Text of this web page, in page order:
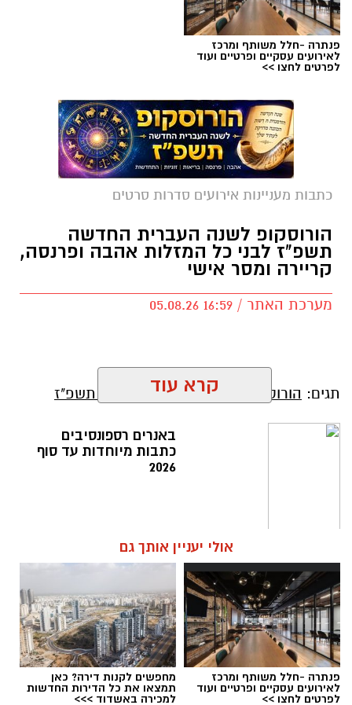
פנתרה -חלל משותף ומרכז
לאירועים עסקיים ופרטיים ועוד
לפרטים לחצו >>
כתבות מעניינות אירועים סדרות סרטים
הורוסקופ לשנה העברית החדשה
תשפ"ז לבני כל המזלות אהבה ופרנסה,
קריירה ומסר אישי
מערכת האתר / 16:59 05.08.26
תגים: הורוסקופ לשנה העברית החדשה תשפ"ז
קרא עוד
באנרים רספונסיבים
כתבות מיוחדות עד סוף
2026
אולי יעניין אותך גם
פנתרה -חלל משותף ומרכז
לאירועים עסקיים ופרטיים ועוד
לפרטים לחצו >>
מחפשים לקנות דירה? כאן
תמצאו את כל הדירות החדשות
למכירה באשדוד >>>